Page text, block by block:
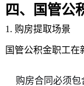
四、国管公
1. 购房提取场景
国管公积金职工在
购房合同必须